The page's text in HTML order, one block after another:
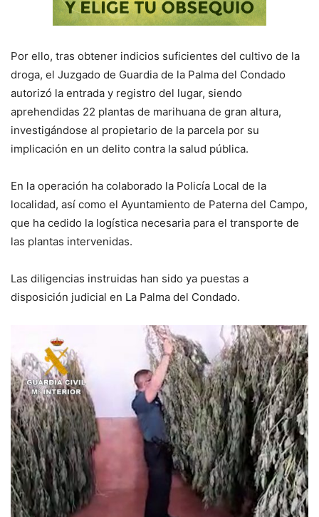
Por ello, tras obtener indicios suficientes del cultivo de la
droga, el Juzgado de Guardia de la Palma del Condado
autorizó la entrada y registro del lugar, siendo
aprehendidas 22 plantas de marihuana de gran altura,
investigándose al propietario de la parcela por su
implicación en un delito contra la salud pública.
En la operación ha colaborado la Policía Local de la
localidad, así como el Ayuntamiento de Paterna del Campo,
que ha cedido la logística necesaria para el transporte de
las plantas intervenidas.
Las diligencias instruidas han sido ya puestas a
disposición judicial en La Palma del Condado.